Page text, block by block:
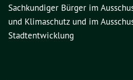
Sachkundiger Bürger im
und Klimaschutz und im
Stadtentwicklung